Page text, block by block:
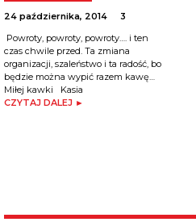
24 października, 2014
3
Powroty, powroty, powroty…. i ten
czas chwile przed. Ta zmiana
organizacji, szaleństwo i ta radość, bo
będzie można wypić razem kawę…
Miłej kawki Kasia
CZYTAJ DALEJ ►